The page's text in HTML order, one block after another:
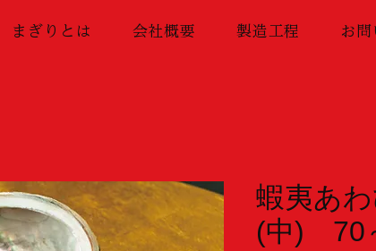
まぎりとは 会社概要 製造工程 お問
蝦夷あ
(中) 70